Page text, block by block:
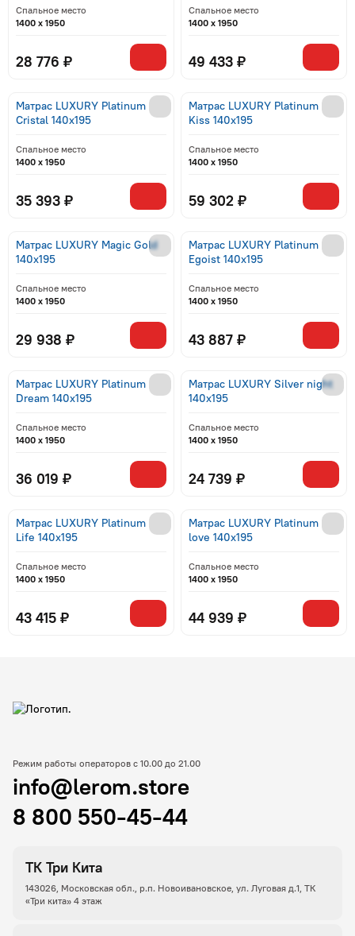
Спальное место
1400 x 1950
28 776 ₽
Спальное место
1400 x 1950
49 433 ₽
Матрас LUXURY Platinum
Cristal 140x195
Спальное место
1400 x 1950
35 393 ₽
Матрас LUXURY Platinum
Kiss 140x195
Спальное место
1400 x 1950
59 302 ₽
Матрас LUXURY Magic Gold
140x195
Спальное место
1400 x 1950
29 938 ₽
Матрас LUXURY Platinum
Egoist 140x195
Спальное место
1400 x 1950
43 887 ₽
Матрас LUXURY Platinum
Dream 140x195
Спальное место
1400 x 1950
36 019 ₽
Матрас LUXURY Silver night
140x195
Спальное место
1400 x 1950
24 739 ₽
Матрас LUXURY Platinum
Life 140x195
Спальное место
1400 x 1950
43 415 ₽
Матрас LUXURY Platinum
love 140x195
Спальное место
1400 x 1950
44 939 ₽
ТК Три Кита
143026, Московская обл., р.п. Новоивановское, ул. Луговая д.1, ТК
«Три кита» 4 этаж
Режим работы операторов с 10.00 до 21.00
info@lerom.store
8 800 550-45-44